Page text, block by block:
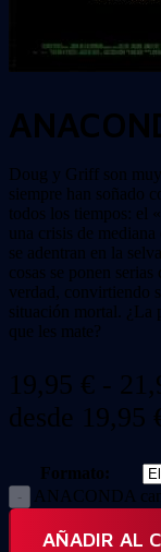
Doug y Griff son
siempre han soñado
todos los tiempos: el
una crisis de
se adentran en la
cosas se ponen
verdad, convirtiendo
situación mortal. ¿La
que les mate?
19,95 € -
desde 19,95
Formato:
ANACONDA
AÑADIR AL